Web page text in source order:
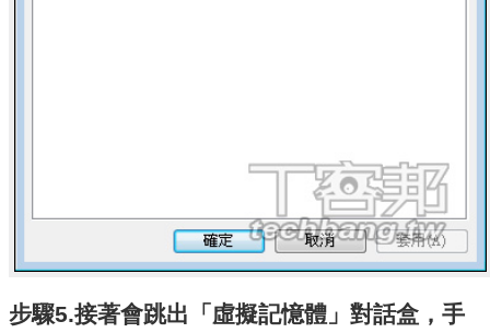
步驟5.接著會跳出「虛擬記憶體」對話盒，手